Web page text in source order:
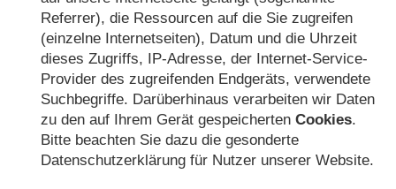
Referrer), die Ressourcen auf die Sie zugreifen
(einzelne Internetseiten), Datum und die Uhrzeit
dieses Zugriffs, IP-Adresse, der Internet-Service-
Provider des zugreifenden Endgeräts, verwendete
Suchbegriffe. Darüberhinaus verarbeiten wir Daten
zu den auf Ihrem Gerät gespeicherten Cookies.
Bitte beachten Sie dazu die gesonderte
Datenschutzerklärung für Nutzer unserer Website.